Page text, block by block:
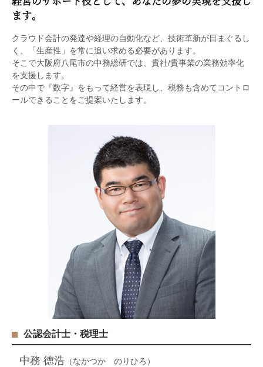
ます。
クラウド会計の発達や経理の自動化など、技術革新が目まぐるし
く、「生産性」を常に追い求める必要があります。
そこで大阪府八尾市の中務総研では、貴社/貴事業の業務効率化
を支援します。
その中で『数字』をもって経営を表現し、税務も含めてコントロ
ールできることをご提案いたします。
公認会計士・税理士
中務 徳浩（なかつか のりひろ）